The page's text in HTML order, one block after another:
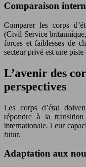
Comparaison
Comparer les corps
(Civil Service
forces et faiblesses de
secteur privé est une piste
L’avenir des
perspectives
Les corps d’état
répondre à la
internationale. Leur
futur.
Adaptation aux